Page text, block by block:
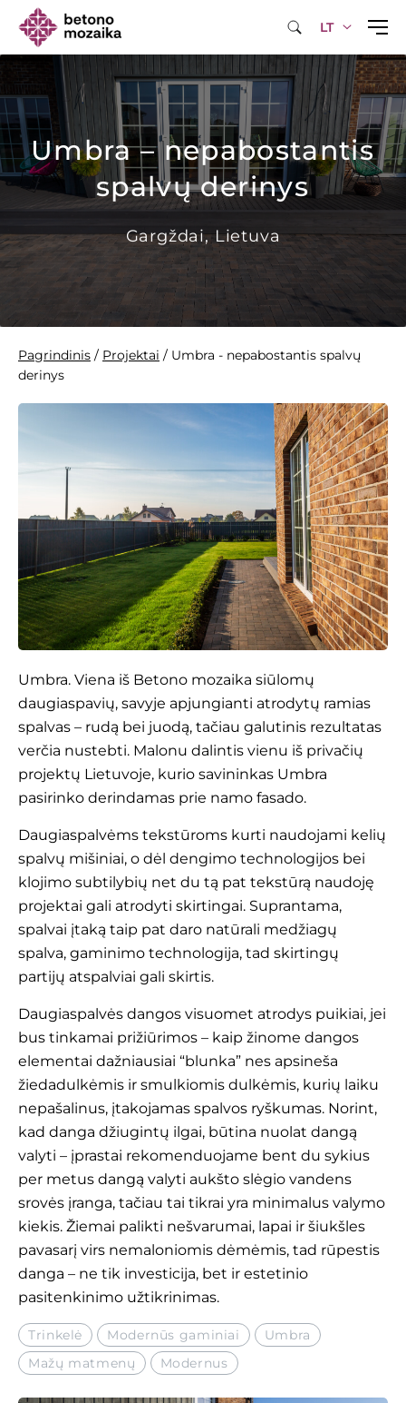
LT
Umbra – nepabostantis
spalvų derinys
Gargždai, Lietuva
Pagrindinis / Projektai / Umbra - nepabostantis spalvų
derinys
Umbra. Viena iš Betono mozaika siūlomų
daugiaspavių, savyje apjungianti atrodytų ramias
spalvas – rudą bei juodą, tačiau galutinis rezultatas
verčia nustebti. Malonu dalintis vienu iš privačių
projektų Lietuvoje, kurio savininkas Umbra
pasirinko derindamas prie namo fasado.
Daugiaspalvėms tekstūroms kurti naudojami kelių
spalvų mišiniai, o dėl dengimo technologijos bei
klojimo subtilybių net du tą pat tekstūrą naudoję
projektai gali atrodyti skirtingai. Suprantama,
spalvai įtaką taip pat daro natūrali medžiagų
spalva, gaminimo technologija, tad skirtingų
partijų atspalviai gali skirtis.
Daugiaspalvės dangos visuomet atrodys puikiai, jei
bus tinkamai prižiūrimos – kaip žinome dangos
elementai dažniausiai “blunka” nes apsineša
žiedadulkėmis ir smulkiomis dulkėmis, kurių laiku
nepašalinus, įtakojamas spalvos ryškumas. Norint,
kad danga džiugintų ilgai, būtina nuolat dangą
valyti – įprastai rekomenduojame bent du sykius
per metus dangą valyti aukšto slėgio vandens
srovės įranga, tačiau tai tikrai yra minimalus valymo
kiekis. Žiemai palikti nešvarumai, lapai ir šiukšles
pavasarį virs nemaloniomis dėmėmis, tad rūpestis
danga – ne tik investicija, bet ir estetinio
pasitenkinimo užtikrinimas.
Trinkelė Modernūs gaminiai
Umbra
Mažų matmenų
Modernus